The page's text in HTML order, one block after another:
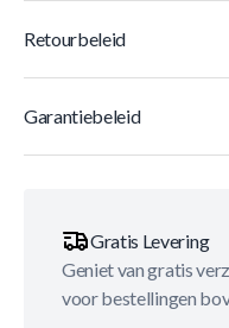
Retourbeleid
Garantiebeleid
Gratis Levering
Geniet van gratis
voor bestellingen